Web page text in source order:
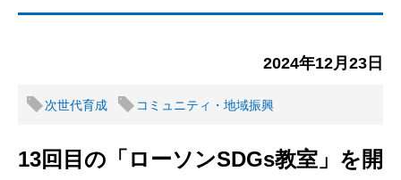
2024年12月23日
次世代育成 コミュニティ・地域振興
13回目の「ローソンSDGs教室」を開